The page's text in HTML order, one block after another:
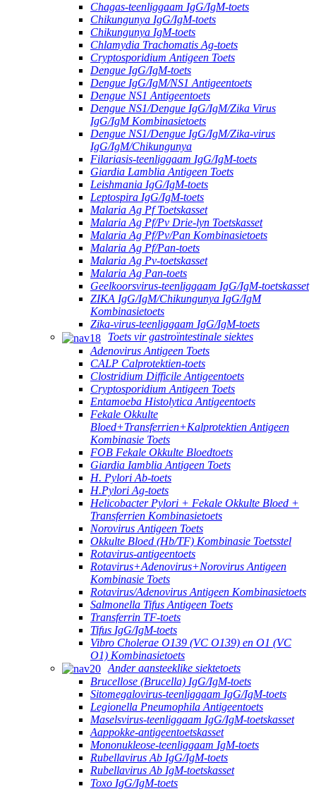
Chagas-teenliggaam IgG/IgM-toets
Chikungunya IgG/IgM-toets
Chikungunya IgM-toets
Chlamydia Trachomatis Ag-toets
Cryptosporidium Antigeen Toets
Dengue IgG/IgM-toets
Dengue IgG/IgM/NS1 Antigeentoets
Dengue NS1 Antigeentoets
Dengue NS1/Dengue IgG/IgM/Zika Virus
IgG/IgM Kombinasietoets
Dengue NS1/Dengue IgG/IgM/Zika-virus
IgG/IgM/Chikungunya
Filariasis-teenliggaam IgG/IgM-toets
Giardia Lamblia Antigeen Toets
Leishmania IgG/IgM-toets
Leptospira IgG/IgM-toets
Malaria Ag Pf Toetskasset
Malaria Ag Pf/Pv Drie-lyn Toetskasset
Malaria Ag Pf/Pv/Pan Kombinasietoets
Malaria Ag Pf/Pan-toets
Malaria Ag Pv-toetskasset
Malaria Ag Pan-toets
Geelkoorsvirus-teenliggaam IgG/IgM-toetskasset
ZIKA IgG/IgM/Chikungunya IgG/IgM
Kombinasietoets
Zika-virus-teenliggaam IgG/IgM-toets
Toets vir gastroïntestinale siektes
Adenovirus Antigeen Toets
CALP Calprotektien-toets
Clostridium Difficile Antigeentoets
Cryptosporidium Antigeen Toets
Entamoeba Histolytica Antigeentoets
Fekale Okkulte
Bloed+Transferrien+Kalprotektien Antigeen
Kombinasie Toets
FOB Fekale Okkulte Bloedtoets
Giardia Iamblia Antigeen Toets
H. Pylori Ab-toets
H.Pylori Ag-toets
Helicobacter Pylori + Fekale Okkulte Bloed +
Transferrien Kombinasietoets
Norovirus Antigeen Toets
Okkulte Bloed (Hb/TF) Kombinasie Toetsstel
Rotavirus-antigeentoets
Rotavirus+Adenovirus+Norovirus Antigeen
Kombinasie Toets
Rotavirus/Adenovirus Antigeen Kombinasietoets
Salmonella Tifus Antigeen Toets
Transferrin TF-toets
Tifus IgG/IgM-toets
Vibro Cholerae O139 (VC O139) en O1 (VC
O1) Kombinasietoets
Ander aansteeklike siektetoets
Brucellose (Brucella) IgG/IgM-toets
Sitomegalovirus-teenliggaam IgG/IgM-toets
Legionella Pneumophila Antigeentoets
Maselsvirus-teenliggaam IgG/IgM-toetskasset
Aappokke-antigeentoetskasset
Mononukleose-teenliggaam IgM-toets
Rubellavirus Ab IgG/IgM-toets
Rubellavirus Ab IgM-toetskasset
Toxo IgG/IgM-toets